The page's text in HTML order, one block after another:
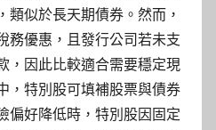
類似於長天期債券。然而，
務優惠，且發行公司若未支
，因此比較適合需要穩定現
，特別股可填補股票與債券
偏好降低時，特別股因固定